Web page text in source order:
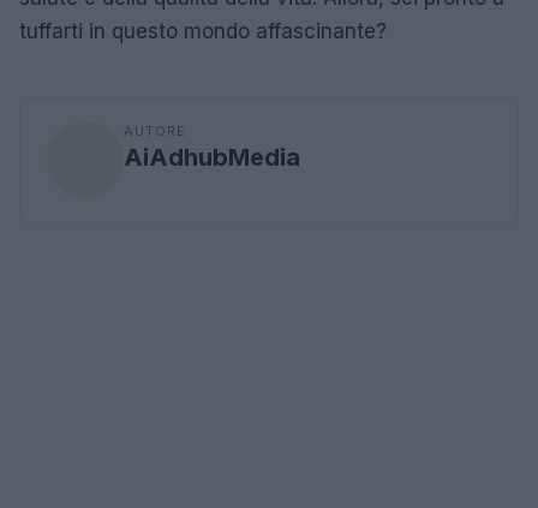
tuffarti in questo mondo affascinante?
AUTORE
AiAdhubMedia